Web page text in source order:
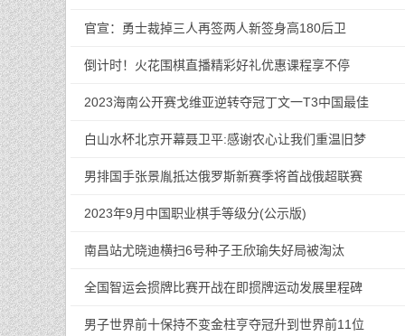
官宣：勇士裁掉三人再签两人新签身高180后卫
倒计时！火花围棋直播精彩好礼优惠课程享不停
2023海南公开赛戈维亚逆转夺冠丁文一T3中国最佳
白山水杯北京开幕聂卫平:感谢农心让我们重温旧梦
男排国手张景胤抵达俄罗斯新赛季将首战俄超联赛
2023年9月中国职业棋手等级分(公示版)
南昌站尤晓迪横扫6号种子王欣瑜失好局被淘汰
全国智运会掼牌比赛开战在即掼牌运动发展里程碑
男子世界前十保持不变金柱亨夺冠升到世界前11位